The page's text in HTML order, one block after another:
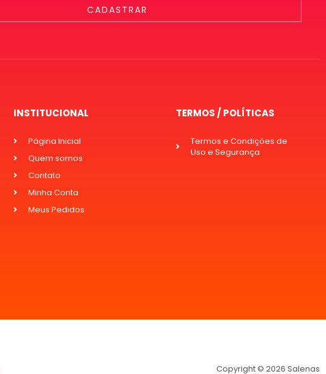
CADASTRAR
INSTITUCIONAL
Página Inicial
Quem somos
Contato
Minha Conta
Meus Pedidos
TERMOS / POLÍTICAS
Termos e Condições de
Uso e Segurança
Copyright © 2026 Salenas